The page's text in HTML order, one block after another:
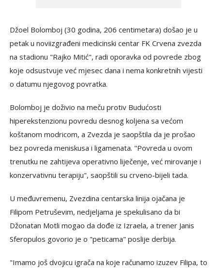
Džoel Bolomboj (30 godina, 206 centimetara) došao je u
petak u noviizgrađeni medicinski centar FK Crvena zvezda
na stadionu "Rajko Mitić", radi oporavka od povrede zbog
koje odsustvuje već mjesec dana i nema konkretnih vijesti
o datumu njegovog povratka.
Bolomboj je doživio na meču protiv Budućosti
hiperekstenzionu povredu desnog koljena sa većom
koštanom modricom, a Zvezda je saopštila da je prošao
bez povreda meniskusa i ligamenata. "Povreda u ovom
trenutku ne zahtijeva operativno liječenje, već mirovanje i
konzervativnu terapiju", saopštili su crveno-bijeli tada.
U međuvremenu, Zvezdina centarska linija ojačana je
Filipom Petruševim, nedjeljama je spekulisano da bi
Džonatan Motli mogao da dođe iz Izraela, a trener Janis
Sferopulos govorio je o "peticama" poslije derbija.
"Imamo još dvojicu igrača na koje računamo izuzev Filipa, to